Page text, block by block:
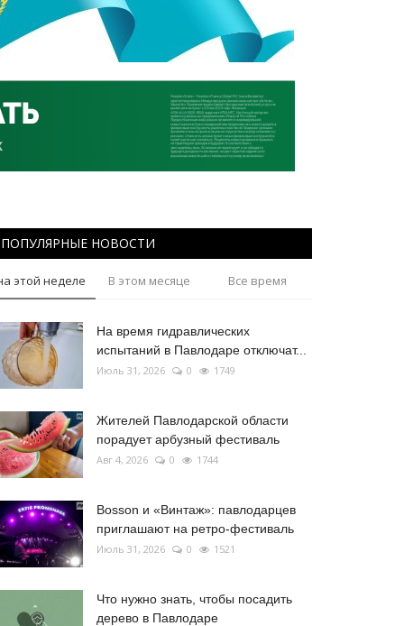
ПОПУЛЯРНЫЕ НОВОСТИ
этой неделе В этом месяце Все время
На время гидравлических
испытаний в Павлодаре отключат...
Июль 31, 2026 0 1749
Жителей Павлодарской области
порадует арбузный фестиваль
Авг 4, 2026 0 1744
Bosson и «Винтаж»: павлодарцев
приглашают на ретро-фестиваль
Июль 31, 2026 0 1521
Что нужно знать, чтобы посадить
дерево в Павлодаре